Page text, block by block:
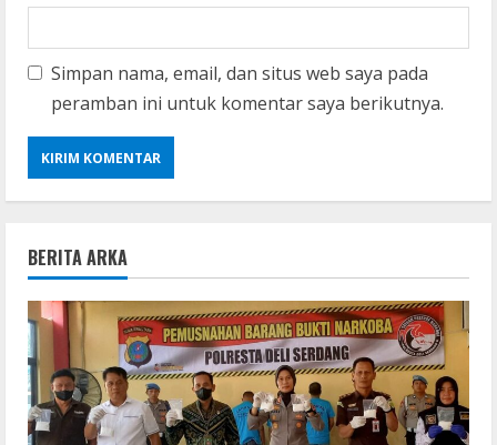
Simpan nama, email, dan situs web saya pada
peramban ini untuk komentar saya berikutnya.
BERITA ARKA